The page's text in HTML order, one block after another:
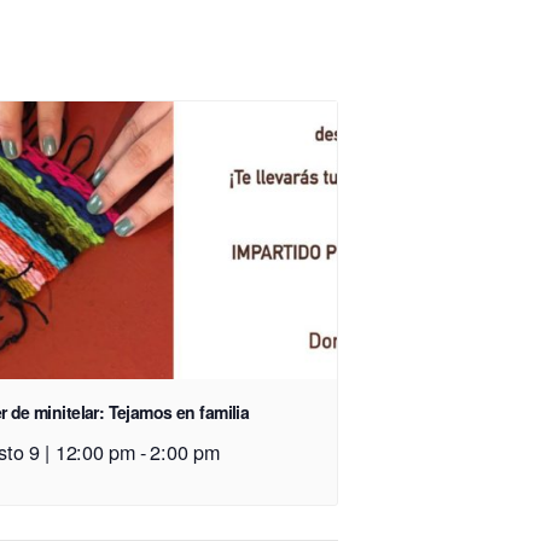
de minitelar: Tejamos en familia
9 | 12:00 pm-2:00 pm